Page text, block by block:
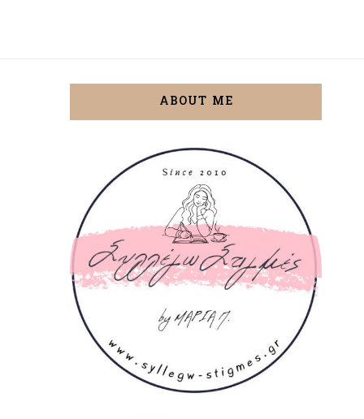
ABOUT ME